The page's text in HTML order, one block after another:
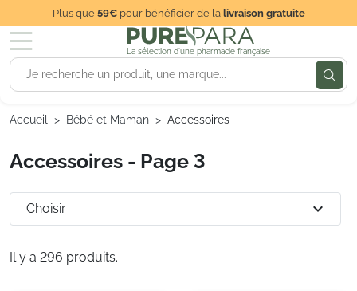
Plus que59€pour bénéficier de lalivraison gratuite
La sélection d'une pharmacie française
Accueil Bébé et Maman Accessoires
Accessoires - Page 3
Il y a 296 produits.
Choisir expand_more